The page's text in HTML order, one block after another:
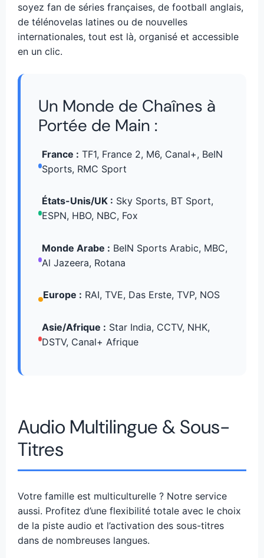
soyez fan de séries françaises, de football anglais,
de télénovelas latines ou de nouvelles
internationales, tout est là, organisé et accessible
en un clic.
Un Monde de Chaînes à
Portée de Main :
France : TF1, France 2, M6, Canal+, BeIN
Sports, RMC Sport
États-Unis/UK : Sky Sports, BT Sport,
ESPN, HBO, NBC, Fox
Monde Arabe : BeIN Sports Arabic, MBC,
Al Jazeera, Rotana
Europe : RAI, TVE, Das Erste, TVP, NOS
Asie/Afrique : Star India, CCTV, NHK,
DSTV, Canal+ Afrique
Audio Multilingue & Sous-
Titres
Votre famille est multiculturelle ? Notre service
aussi. Profitez d’une flexibilité totale avec le choix
de la piste audio et l’activation des sous-titres
dans de nombreuses langues.